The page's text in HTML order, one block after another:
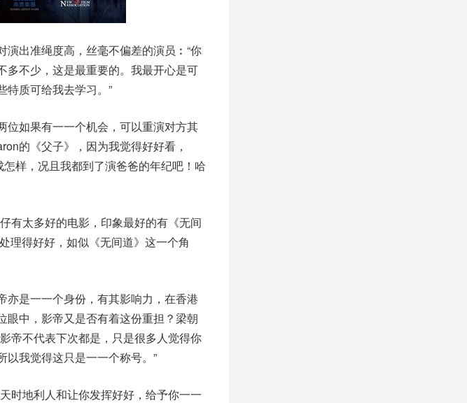
出准绳度高，丝毫不偏差的演员︰“你
多不少，这是最重要的。我最开心是可
特质可给我去学习。”
位如果有一一个机会，可以重演对方其
的《父子》，因为我觉得好好看，
样，况且我都到了演爸爸的年纪吧！哈
有太多好的电影，印象最好的有《无间
理得好好，如似《无间道》这一个角
是一一个身份，有其影响力，在香港
眼中，影帝又是否有着这份重担？梁朝
帝不代表下次都是，只是很多人觉得你
我觉得这只是一一个称号。”
时地利人和让你发挥好好，给予你一一